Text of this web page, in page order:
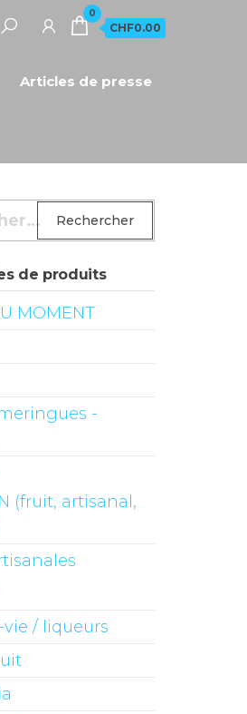
0
CHF0.00
Articles de presse
:
de produits
MOMENT
-
(fruit, artisanal,
vie / liqueurs